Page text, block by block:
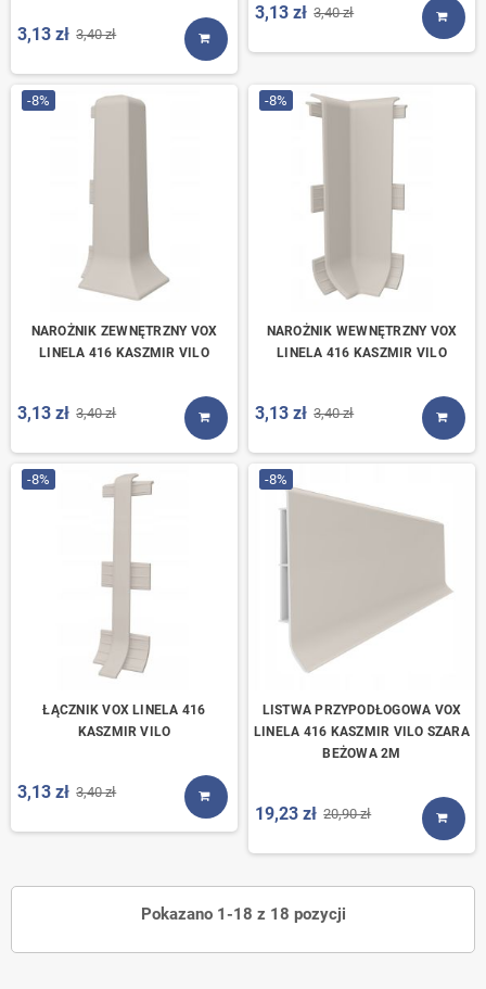
3,13 zł 3,40 zł
KUP TERAZ
3,13 zł 3,40 zł
KUP
-8%
NAROŻNIK ZEWNĘTRZNY VOX
LINELA 416 KASZMIR VILO
3,13 zł 3,40 zł
KUP TERAZ
-8%
NAROŻNIK WEWNĘTRZNY VOX
LINELA 416 KASZMIR VILO
3,13 zł 3,40 zł
KUP
-8%
ŁĄCZNIK VOX LINELA 416
KASZMIR VILO
3,13 zł 3,40 zł
KUP TERAZ
-8%
LISTWA PRZYPODŁOGOWA VOX
LINELA 416 KASZMIR VILO SZARA
BEŻOWA 2M
19,23 zł 20,90 zł
KUP
Pokazano 1-18 z 18 pozycji